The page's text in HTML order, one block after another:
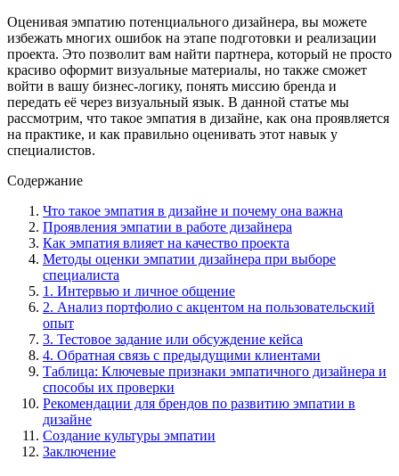
Оценивая эмпатию потенциального дизайнера, вы можете
избежать многих ошибок на этапе подготовки и реализации
проекта. Это позволит вам найти партнера, который не просто
красиво оформит визуальные материалы, но также сможет
войти в вашу бизнес-логику, понять миссию бренда и
передать её через визуальный язык. В данной статье мы
рассмотрим, что такое эмпатия в дизайне, как она проявляется
на практике, и как правильно оценивать этот навык у
специалистов.
Содержание
Что такое эмпатия в дизайне и почему она важна
Проявления эмпатии в работе дизайнера
Как эмпатия влияет на качество проекта
Методы оценки эмпатии дизайнера при выборе
специалиста
1. Интервью и личное общение
2. Анализ портфолио с акцентом на пользовательский
опыт
3. Тестовое задание или обсуждение кейса
4. Обратная связь с предыдущими клиентами
Таблица: Ключевые признаки эмпатичного дизайнера и
способы их проверки
Рекомендации для брендов по развитию эмпатии в
дизайне
Создание культуры эмпатии
Заключение